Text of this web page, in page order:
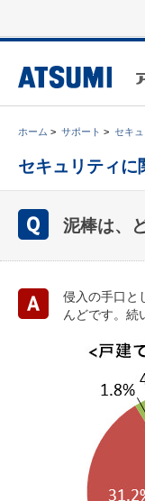
ホーム > サポート > セキ
セキュリティに
泥棒は、
侵入の手口と
んどです。続